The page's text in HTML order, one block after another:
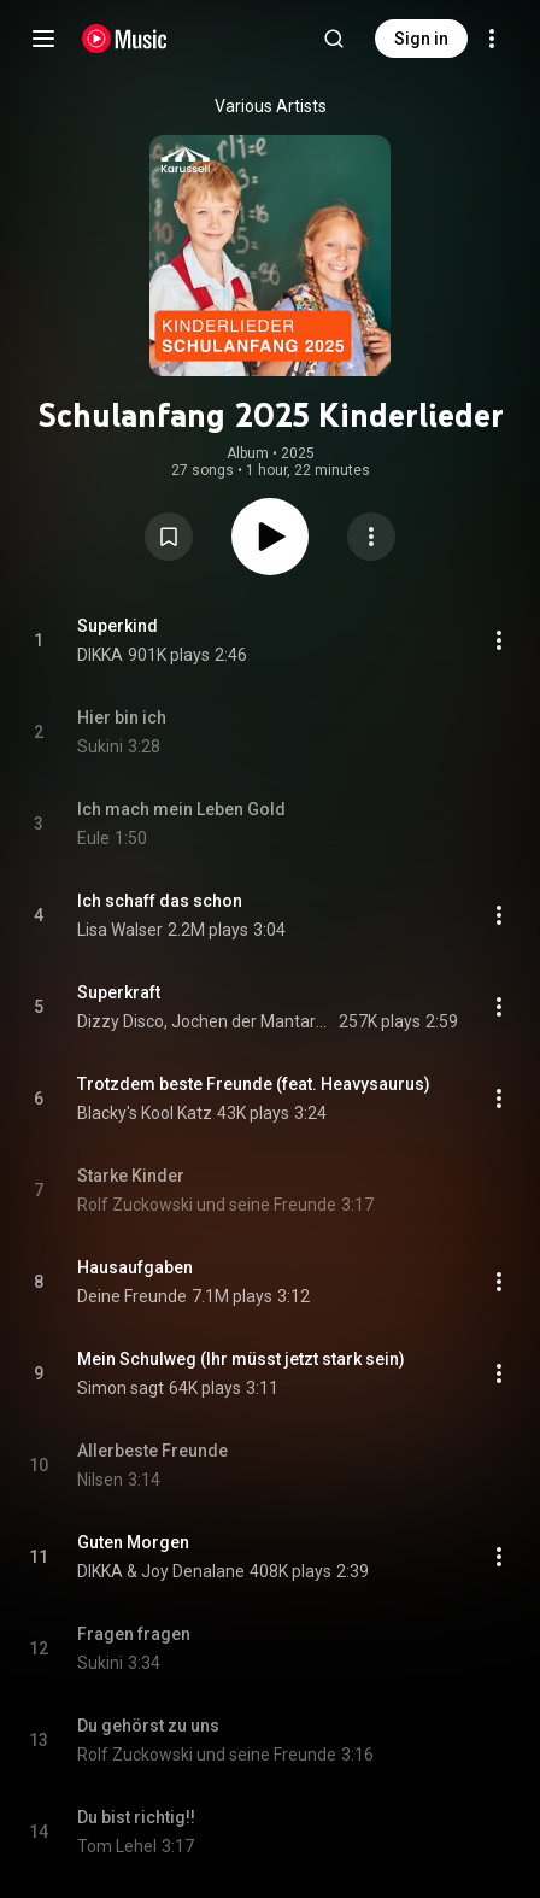
Sign in
Various Artists
Schulanfang 2025 Kinderlieder
Album • 2025
27 songs • 1 hour, 22 minutes
1
Superkind
DIKKA 901K plays 2:46
2
Hier bin ich
Sukini 3:28
3
Ich mach mein Leben Gold
Eule 1:50
4
Ich schaff das schon
Lisa Walser 2.2M plays 3:04
5
Superkraft
257K plays 2:59
6
Trotzdem beste Freunde (feat. Heavysaurus)
Blacky's Kool Katz 43K plays 3:24
7
Starke Kinder
Rolf Zuckowski und seine Freunde 3:17
8
Hausaufgaben
Deine Freunde 7.1M plays 3:12
9
Mein Schulweg (Ihr müsst jetzt stark sein)
Simon sagt 64K plays 3:11
10
Allerbeste Freunde
Nilsen 3:14
11
Guten Morgen
DIKKA & Joy Denalane 408K plays 2:39
12
Fragen fragen
Sukini 3:34
13
Du gehörst zu uns
Rolf Zuckowski und seine Freunde 3:16
14
Du bist richtig!!
Tom Lehel 3:17